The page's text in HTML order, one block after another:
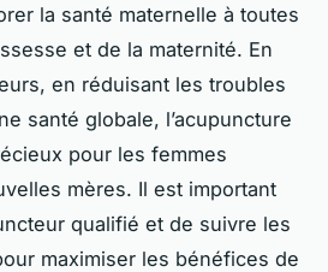
la santé maternelle à toutes
et de la maternité. En
en réduisant les troubles
santé globale, l’acupuncture
pour les femmes
mères. Il est important
qualifié et de suivre les
maximiser les bénéfices de